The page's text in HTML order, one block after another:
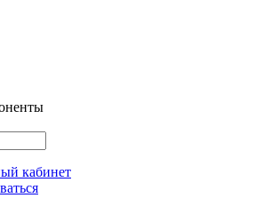
кабинет